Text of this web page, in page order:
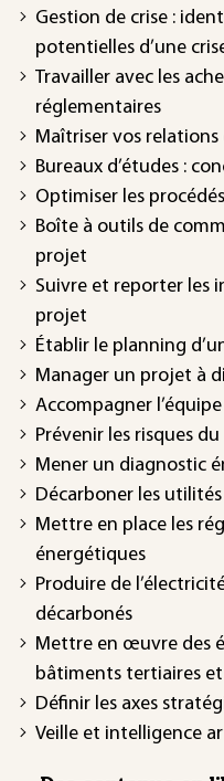
Gestion de crise :
potentielles d’une
Travailler avec les
réglementaires
Maîtriser vos
Bureaux d’études :
Optimiser les
Boîte à outils de
projet
Suivre et reporter les
projet
Établir le planning
Manager un projet à
Accompagner
Prévenir les risques
Mener un diagnostic
Décarboner les
Mettre en place les
énergétiques
Produire de
décarbonés
Mettre en œuvre des
bâtiments tertiaires
Définir les axes
Veille et intelligence